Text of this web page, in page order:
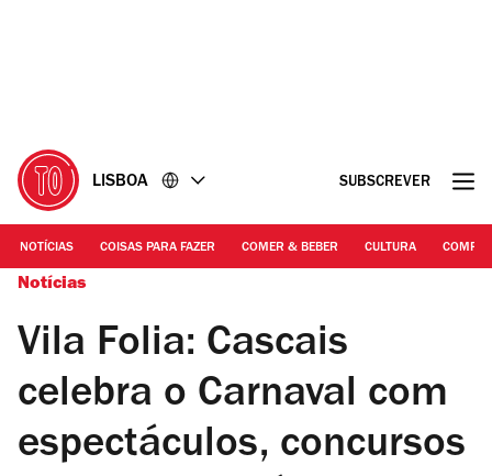
LISBOA SUBSCREVER
NOTÍCIAS COISAS PARA FAZER COMER & BEBER CULTURA
Notícias
Vila Folia: Cascais
celebra o Carnaval com
espectáculos, concursos